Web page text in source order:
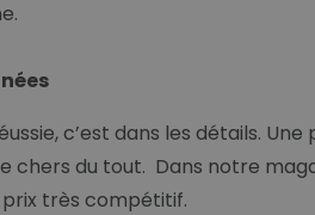
c’est dans les détails.
chers du tout. Dans notre
prix très compétitif.